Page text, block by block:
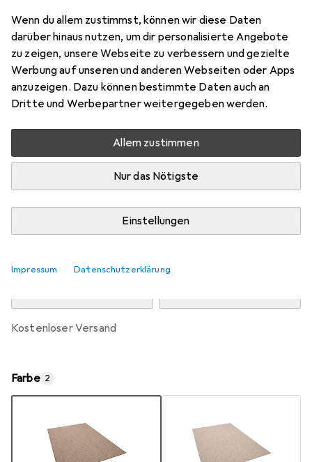
Wenn du allem zustimmst, können wir diese Daten
darüber hinaus nutzen, um dir personalisierte Angebote
zu zeigen, unsere Webseite zu verbessern und gezielte
Werbung auf unseren und anderen Webseiten oder Apps
anzuzeigen. Dazu können bestimmte Daten auch an
Dritte und Werbepartner weitergegeben werden.
Allem zustimmen
Nur das Nötigste
Einstellungen
Impressum Datenschutzerklärung
Preis in EUR inkl. MwSt.
5
Bewertungen Marke
Mehr von Snapstyle
Zwischen Fr, 14.8. und Di, 18.8. geliefert
Mehr als 10 Stück an Lager beim Drittanbieter
Lieferort angeben für genaue Lieferzeit
kostenloser Versand
Farbe 2